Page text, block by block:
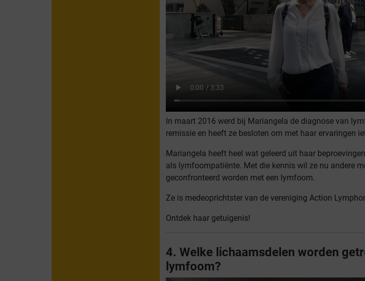
In maart 2016 werd bij Mariangela de diagnose van
remissie en heeft ze besloten om met haar ervaringen
Mariangela heeft heel wat geleerd uit haar
als lymfoompatiënte. Met die kennis wil ze nu andere
geconfronteerd worden met een lymfoom.
Ze is medeoprichtster van de vereniging Action
Ontdek haar getuigenis!
4. Welke lichaamsdelen worden
lymfoom?